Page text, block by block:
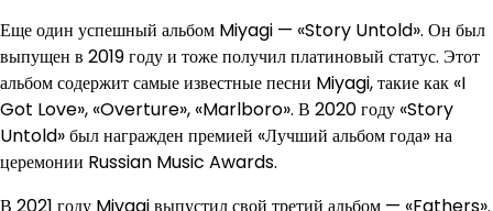
Еще один успешный альбом Miyagi — «Story Untold». Он был
выпущен в 2019 году и тоже получил платиновый статус. Этот
альбом содержит самые известные песни Miyagi, такие как «I
Got Love», «Overture», «Marlboro». В 2020 году «Story
Untold» был награжден премией «Лучший альбом года» на
церемонии Russian Music Awards.